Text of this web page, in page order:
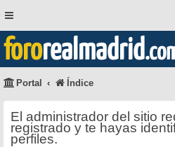
fororealmadrid
Portal Índice
El administrador del sitio
registrado y te hayas
perfiles.